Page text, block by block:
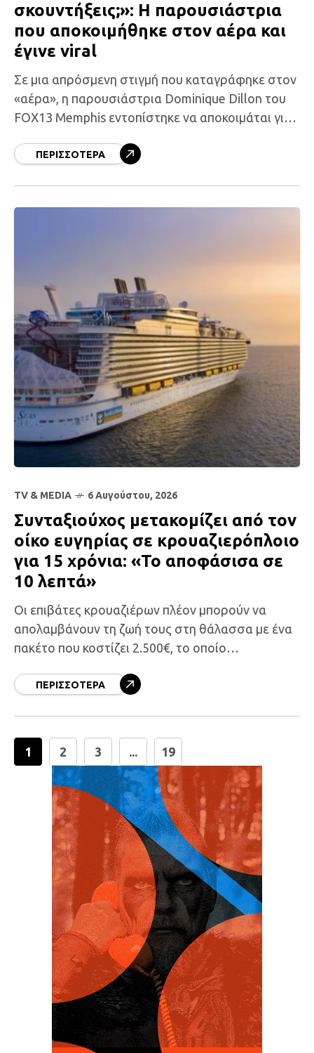
σκουντήξεις;»: Η παρουσιάστρια
που αποκοιμήθηκε στον αέρα και
έγινε viral
Σε μια απρόσμενη στιγμή που καταγράφηκε στον
«αέρα», η παρουσιάστρια Dominique Dillon του
FOX13 Memphis εντοπίστηκε να αποκοιμάται για
τηλεοπτικής εκπομπής, και το βίντεο
ΠΕΡΙΣΣΌΤΕΡΑ
TV & MEDIA 6 Αυγούστου, 2026
Συνταξιούχος μετακομίζει από τον
οίκο ευγηρίας σε κρουαζιερόπλοιο
για 15 χρόνια: «Το αποφάσισα σε
10 λεπτά»
Οι επιβάτες κρουαζιέρων πλέον μπορούν να
απολαμβάνουν τη ζωή τους στη θάλασσα με ένα
πακέτο που κοστίζει 2.500€, το οποίο
οικιακής φροντίδας, αλλά και
ΠΕΡΙΣΣΌΤΕΡΑ
1 2 3 ... 19